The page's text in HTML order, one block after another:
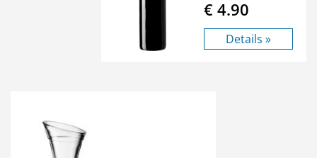
€ 4.90
Details »